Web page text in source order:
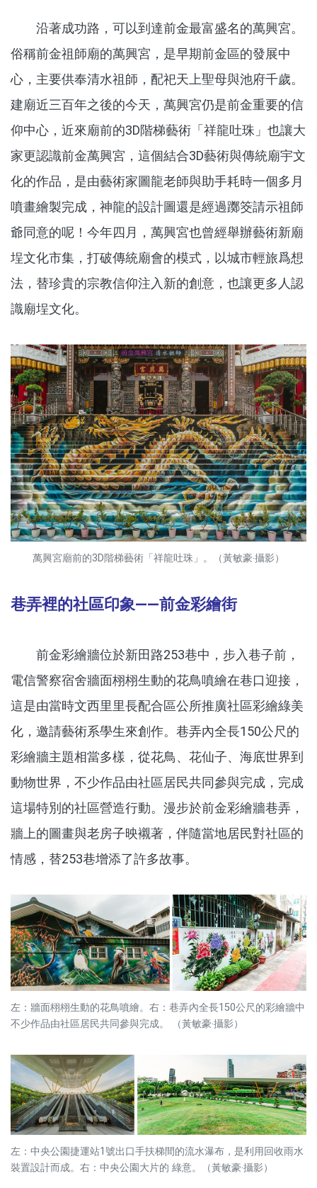
沿著成功路，可以到達前金最富盛名的萬興宮。
俗稱前金祖師廟的萬興宮，是早期前金區的發展中
心，主要供奉清水祖師，配祀天上聖母與池府千歲。
建廟近三百年之後的今天，萬興宮仍是前金重要的信
仰中心，近來廟前的3D階梯藝術「祥龍吐珠」也讓大
家更認識前金萬興宮，這個結合3D藝術與傳統廟宇文
化的作品，是由藝術家圖龍老師與助手耗時一個多月
噴畫繪製完成，神龍的設計圖還是經過躑筊請示祖師
爺同意的呢！今年四月，萬興宮也曾經舉辦藝術新廟
埕文化市集，打破傳統廟會的模式，以城市輕旅爲想
法，替珍貴的宗教信仰注入新的創意，也讓更多人認
識廟埕文化。
萬興宮廟前的3D階梯藝術「祥龍吐珠」。（黃敏豪‧攝影）
巷弄裡的社區印象——前金彩繪街
前金彩繪牆位於新田路253巷中，步入巷子前，
電信警察宿舍牆面栩栩生動的花鳥噴繪在巷口迎接，
這是由當時文西里里長配合區公所推廣社區彩繪綠美
化，邀請藝術系學生來創作。巷弄內全長150公尺的
彩繪牆主題相當多樣，從花鳥、花仙子、海底世界到
動物世界，不少作品由社區居民共同參與完成，完成
這場特別的社區營造行動。漫步於前金彩繪牆巷弄，
牆上的圖畫與老房子映襯著，伴隨當地居民對社區的
情感，替253巷增添了許多故事。
左：牆面栩栩生動的花鳥噴繪。右：巷弄內全長150公尺的彩繪牆中
不少作品由社區居民共同參與完成。 （黃敏豪‧攝影）
左：中央公園捷運站1號出口手扶梯間的流水瀑布，是利用回收雨水
裝置設計而成。右：中央公園大片的 綠意。（黃敏豪‧攝影）